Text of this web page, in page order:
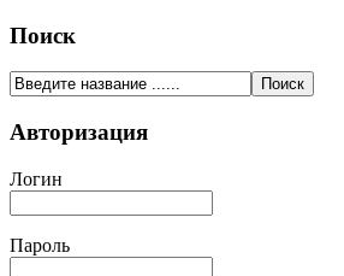
Поиск
Авторизация
Логин
Пароль